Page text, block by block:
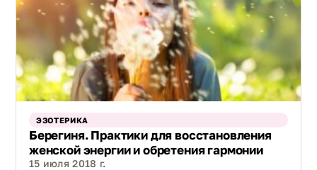
ЭЗОТЕРИКА
Берегиня. Практики для восстановления
женской энергии и обретения гармонии
15 июля 2018 г.